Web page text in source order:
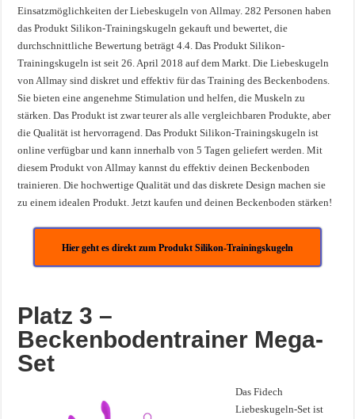
Einsatzmöglichkeiten der Liebeskugeln von Allmay. 282 Personen haben
das Produkt Silikon-Trainingskugeln gekauft und bewertet, die
durchschnittliche Bewertung beträgt 4.4. Das Produkt Silikon-
Trainingskugeln ist seit 26. April 2018 auf dem Markt. Die Liebeskugeln
von Allmay sind diskret und effektiv für das Training des Beckenbodens.
Sie bieten eine angenehme Stimulation und helfen, die Muskeln zu
stärken. Das Produkt ist zwar teurer als alle vergleichbaren Produkte, aber
die Qualität ist hervorragend. Das Produkt Silikon-Trainingskugeln ist
online verfügbar und kann innerhalb von 5 Tagen geliefert werden. Mit
diesem Produkt von Allmay kannst du effektiv deinen Beckenboden
trainieren. Die hochwertige Qualität und das diskrete Design machen sie
zu einem idealen Produkt. Jetzt kaufen und deinen Beckenboden stärken!
Hier geht es direkt zum Produkt Silikon-Trainingskugeln
Platz 3 –
Beckenbodentrainer Mega-
Set
Das Fidech
Liebeskugeln-Set ist